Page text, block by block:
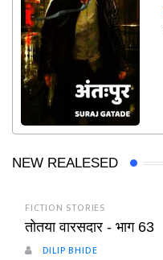
NEW REALESED
FICTION STORIES
तोतया वारसदार - भाग 63
DILIP BHIDE